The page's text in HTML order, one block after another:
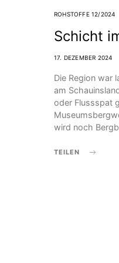
ROHSTOFFE 12/2024
Schicht
17. DEZEMBER 2024
Die Region war
am
oder Flussspat
wird noch
TEILEN